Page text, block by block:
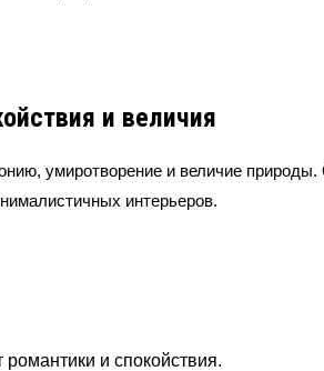
и величия
умиротворение и величие
интерьеров.
и спокойствия.